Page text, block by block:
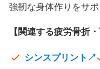
強靭な身体作りをサポ
【関連する疲労骨折
シンスプリント↗